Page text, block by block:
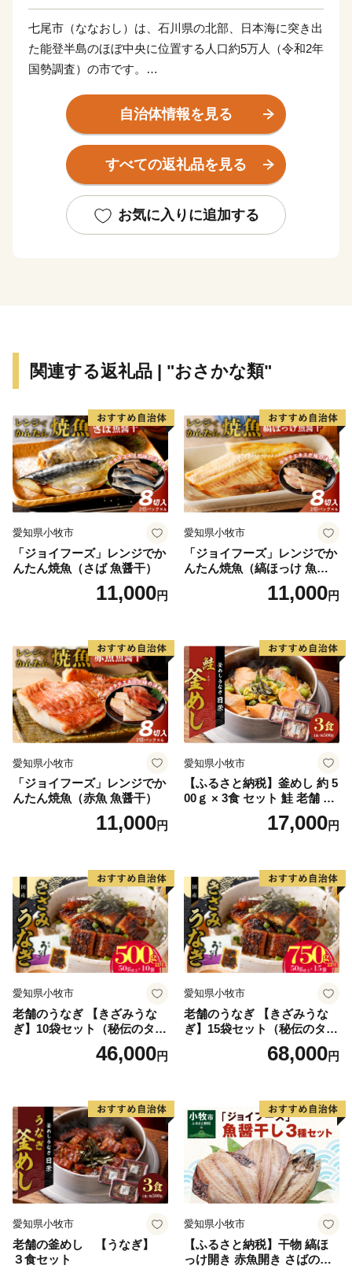
七尾市（ななおし）は、石川県の北部、日本海に突き出
た能登半島のほぼ中央に位置する人口約5万人（令和2年
国勢調査）の市です。
能登の政治・経済・文化の中心地として発展してきまし
七尾の名前は、山岳城「七尾城」が築かれていた標高約
300mの城山（じょうやま）の尾根（松尾、武尾、梅
います。この七尾城跡本丸からの景色は、市街地、七尾
湾、能登島、奥には能登半島の山並みが重なり合う、美
自治体情報を見る
すべての返礼品を見る
お気に入りに追加する
関連する返礼品 | "おさかな類"
愛知県小牧市
「ジョイフーズ」レンジでか
んたん焼魚（さば 魚醤干）
11,000円
愛知県小牧市
「ジョイフーズ」レンジでか
んたん焼魚（縞ほっけ 魚醤
11,000円
愛知県小牧市
「ジョイフーズ」レンジでか
んたん焼魚（赤魚 魚醤干）
11,000円
愛知県小牧市
【ふるさと納税】釜めし 約 5
00ｇ × 3食 セット 鮭 老舗 急
速冷凍 レンチン 時短 簡単調
理 食品 加工品 海鮮 手作り
り寄せグルメ 愛知県 小牧市
送料無料
17,000円
愛知県小牧市
老舗のうなぎ 【きざみうな
ぎ】10袋セット（秘伝のタレ
46,000円
愛知県小牧市
老舗のうなぎ 【きざみうな
ぎ】15袋セット（秘伝のタレ
68,000円
愛知県小牧市
老舗の釜めし 【うなぎ】
３食セット
愛知県小牧市
【ふるさと納税】干物 縞ほ
っけ開き 赤魚開き さばの開